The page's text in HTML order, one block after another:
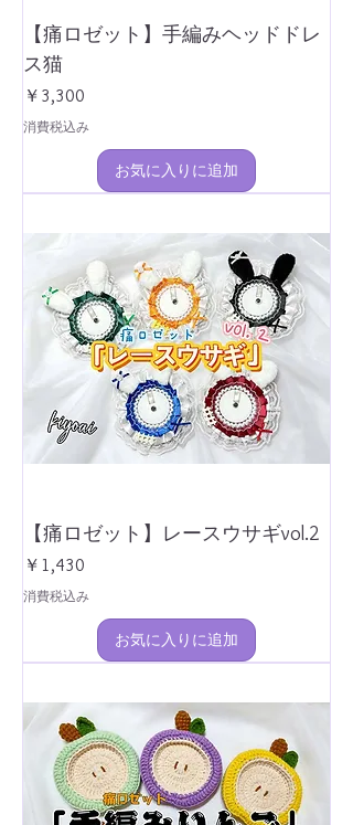
【痛ロゼット】手編みヘッドドレ
ス猫
価格
￥3,300
消費税込み
お気に入りに追加
【痛ロゼット】レースウサギvol.2
価格
￥1,430
消費税込み
お気に入りに追加